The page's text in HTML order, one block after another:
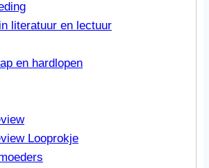
literatuur en lectuur
en hardlopen
Looprokje